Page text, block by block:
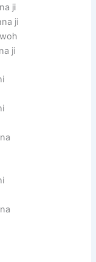
ji
ji
ji